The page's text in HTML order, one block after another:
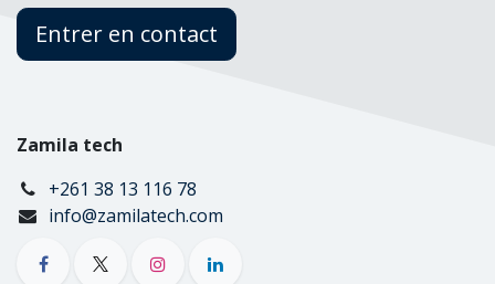
Entrer en contact
Zamila tech
+261 38 13 116 78
info@zamilatech.com